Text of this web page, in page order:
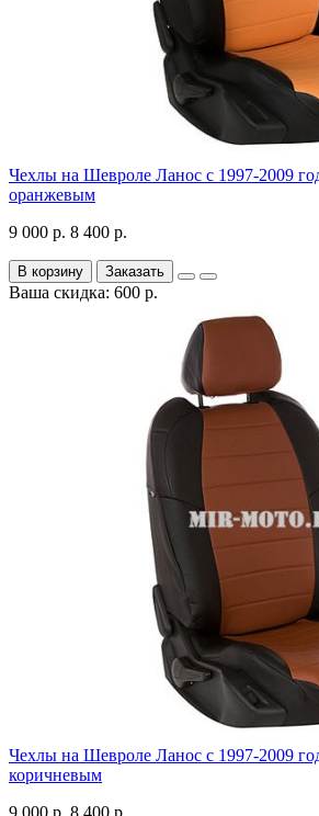
Чехлы на Шевроле Ланос с 1997-2009
оранжевым
9 000 р. 8 400 р.
В корзину Заказать
Ваша скидка: 600 р.
Чехлы на Шевроле Ланос с 1997-2009
коричневым
9 000 р. 8 400 р.